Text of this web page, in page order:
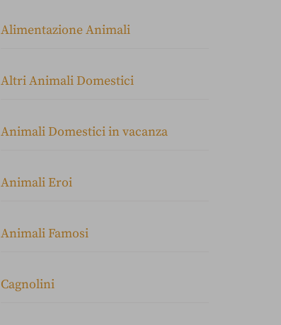
Alimentazione Animali
Altri Animali Domestici
Animali Domestici in vacanza
Animali Eroi
Animali Famosi
Cagnolini